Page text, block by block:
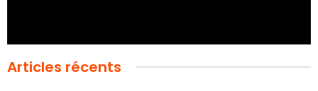
Articles récents